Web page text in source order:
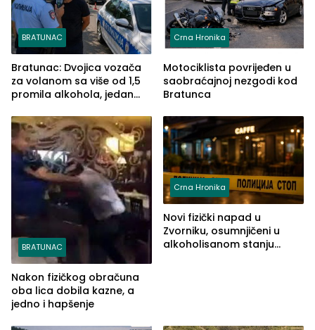
BRATUNAC
Bratunac: Dvojica vozača
za volanom sa više od 1,5
promila alkohola, jedan
Crna Hronika
Motociklista povrijeđen u
saobraćajnoj nezgodi kod
Bratunca
BRATUNAC
Nakon fizičkog obračuna
oba lica dobila kazne, a
jedno i hapšenje
Crna Hronika
Novi fizički napad u
Zvorniku, osumnjičeni u
alkoholisanom stanju